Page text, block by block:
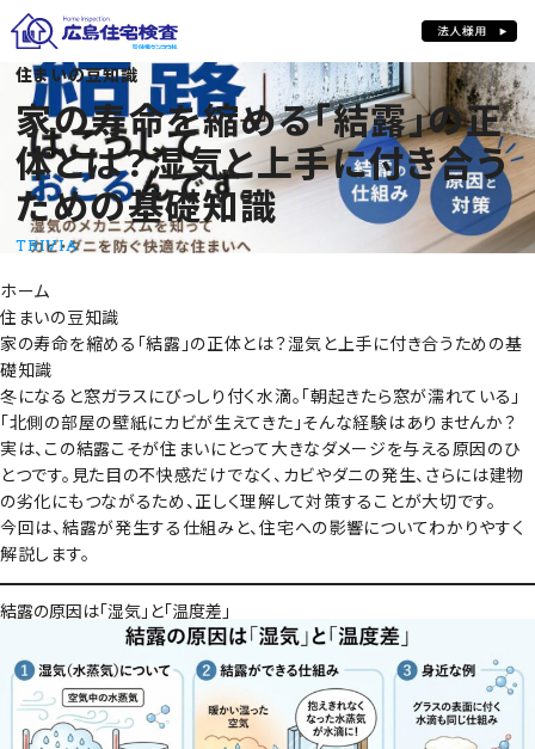
家の寿命を縮める「結露」の正体とは？湿気と上手に付き合うための基
住まいの豆知識
家の寿命を縮める「結露」の正
体とは？湿気と上手に付き合う
ための基礎知識
TRIVIA
ホーム
住まいの豆知識
家の寿命を縮める「結露」の正体とは？湿気と上手に付き合うための基
礎知識
冬になると窓ガラスにびっしり付く水滴。「朝起きたら窓が濡れている」
「北側の部屋の壁紙にカビが生えてきた」そんな経験はありませんか？
実は、この結露こそが住まいにとって大きなダメージを与える原因のひ
とつです。見た目の不快感だけでなく、カビやダニの発生、さらには建物
の劣化にもつながるため、正しく理解して対策することが大切です。
今回は、結露が発生する仕組みと、住宅への影響についてわかりやすく
解説します。
結露の原因は「湿気」と「温度差」